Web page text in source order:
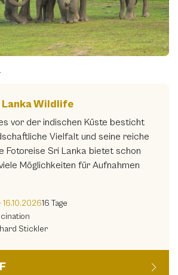
Wildlife
vor der indischen Küste besticht
Vielfalt und seine reiche
Fotoreise Sri Lanka bietet schon
Möglichkeiten für Aufnahmen
16.10.202616 Tage
Stickler